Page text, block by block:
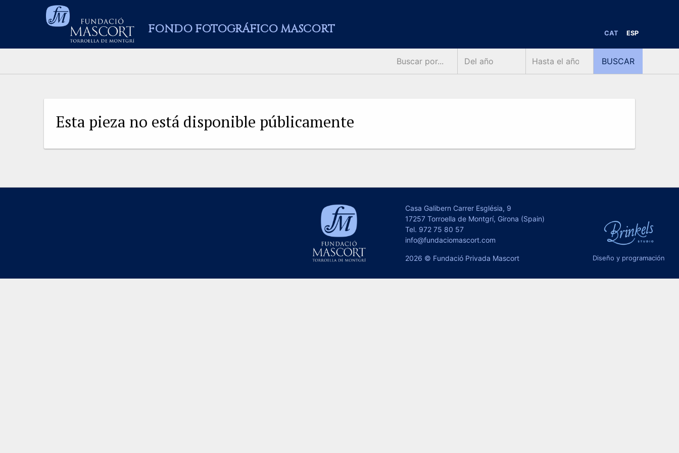
FONDO FOTOGRÁFICO MASCORT CAT ESP
Esta pieza no está disponible públicamente
Casa Galibern Carrer Església, 9
17257 Torroella de Montgrí, Girona (Spain)
Tel. 972 75 80 57
info@fundaciomascort.com
2026 © Fundació Privada Mascort Diseño y programación